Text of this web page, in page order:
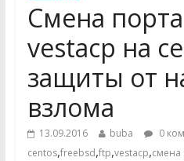
Смена
vestacp на
защиты от
взлома
13.09.2016 buba
0
centos,freebsd,ftp,vestacp,смена